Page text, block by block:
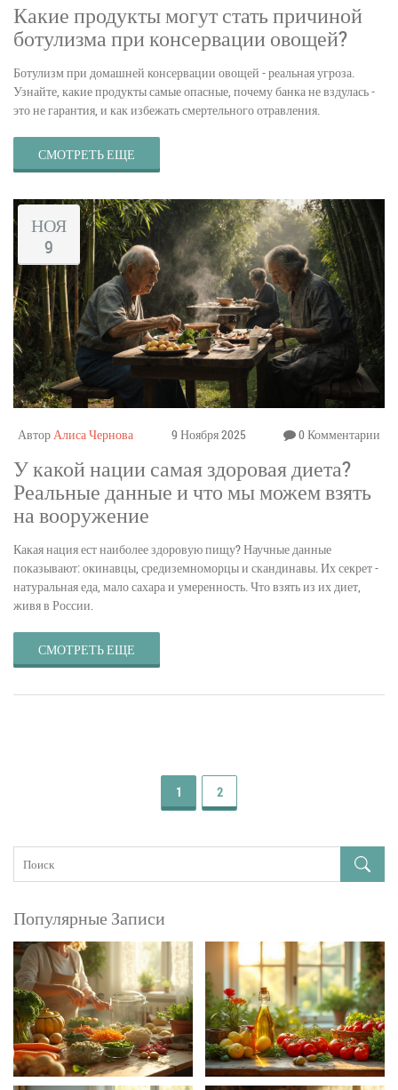
Какие продукты могут стать причиной
ботулизма при консервации овощей?
Ботулизм при домашней консервации овощей - реальная угроза.
Узнайте, какие продукты самые опасные, почему банка не вздулась -
это не гарантия, и как избежать смертельного отравления.
СМОТРЕТЬ ЕЩЕ
НОЯ
9
АвторАлиса Чернова 9 Ноября 2025 0 Комментарии
У какой нации самая здоровая диета?
Реальные данные и что мы можем взять
на вооружение
Какая нация ест наиболее здоровую пищу? Научные данные
показывают: окинавцы, средиземноморцы и скандинавы. Их секрет -
натуральная еда, мало сахара и умеренность. Что взять из их диет,
живя в России.
СМОТРЕТЬ ЕЩЕ
1 2
Популярные Записи